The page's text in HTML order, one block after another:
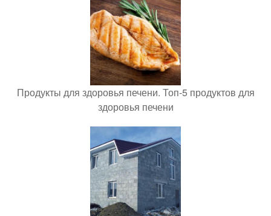
Продукты для здоровья печени. Топ-5 продуктов для
здоровья печени